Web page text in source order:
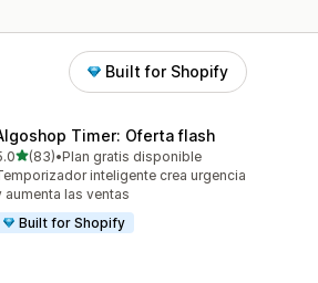
Built for Shopify
Timer: Oferta flash
de 5 estrellas
(83)
reseñas en total
•Plan gratis disponible
inteligente crea urgencia
aumenta las ventas
Built for Shopify